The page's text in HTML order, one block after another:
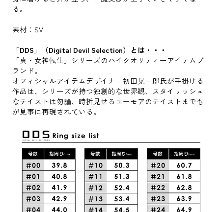
る。
素材：SV
「DDS」（Digital Devil Selection）とは・・・
「真・女神転生」シリーズのハイクオリティーアイテムブ
ランド。
オフィシャルアイテムデザイナー初田晃一郎氏が手掛ける
作品は、シリーズが持つ独創的な世界観、スタイリッシュ
なテイストは勿論、時折見せるユーモアのテイストまでも
が見事に再現されている。